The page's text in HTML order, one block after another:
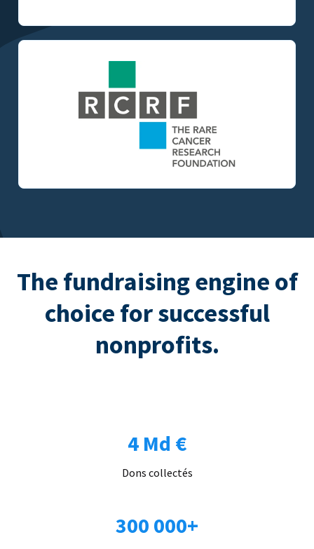
The fundraising engine of
choice for successful
nonprofits.
4 Md €
Dons collectés
300 000+